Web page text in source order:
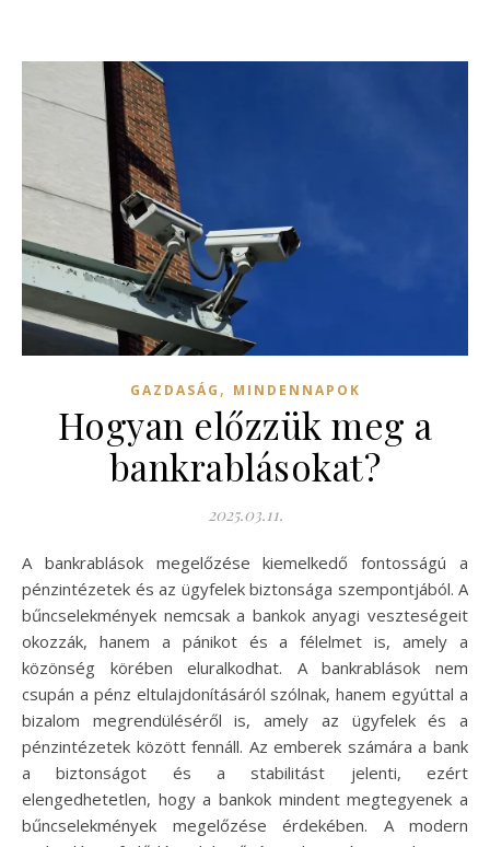
GAZDASÁG , MINDENNAPOK
Hogyan előzzük meg a
bankrablásokat?
2025.03.11.
A bankrablások megelőzése kiemelkedő fontosságú a
pénzintézetek és az ügyfelek biztonsága szempontjából. A
bűncselekmények nemcsak a bankok anyagi veszteségeit
okozzák, hanem a pánikot és a félelmet is, amely a
közönség körében eluralkodhat. A bankrablások nem
csupán a pénz eltulajdonításáról szólnak, hanem egyúttal a
bizalom megrendüléséről is, amely az ügyfelek és a
pénzintézetek között fennáll. Az emberek számára a bank
a biztonságot és a stabilitást jelenti, ezért
elengedhetetlen, hogy a bankok mindent megtegyenek a
bűncselekmények megelőzése érdekében. A modern